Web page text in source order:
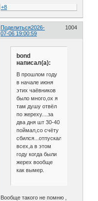
+8
Поделиться 1004
2026-
07-06 19:00:59
bond
написал(а):
В прошлом году
в начале июня
этих чаёвников
было много,ох я
там душу отвёл
по жереху....за
два дня шт 30-40
поймал,со счёту
сбился...отпускал
всех,а в этом
году когда были
жерех вообще
как вымер.
Вообще такого не помню ,